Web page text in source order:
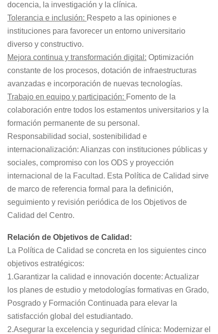
docencia, la investigación y la clínica.
Tolerancia e inclusión: Respeto a las opiniones e
instituciones para favorecer un entorno universitario
diverso y constructivo.
Mejora continua y transformación digital: Optimización
constante de los procesos, dotación de infraestructuras
avanzadas e incorporación de nuevas tecnologías.
Trabajo en equipo y participación: Fomento de la
colaboración entre todos los estamentos universitarios y la
formación permanente de su personal.
Responsabilidad social, sostenibilidad e
internacionalización: Alianzas con instituciones públicas y
sociales, compromiso con los ODS y proyección
internacional de la Facultad. Esta Política de Calidad sirve
de marco de referencia formal para la definición,
seguimiento y revisión periódica de los Objetivos de
Calidad del Centro.
Relación de Objetivos de Calidad:
La Política de Calidad se concreta en los siguientes cinco
objetivos estratégicos:
1.Garantizar la calidad e innovación docente: Actualizar
los planes de estudio y metodologías formativas en Grado,
Posgrado y Formación Continuada para elevar la
satisfacción global del estudiantado.
2.Asegurar la excelencia y seguridad clínica: Modernizar el